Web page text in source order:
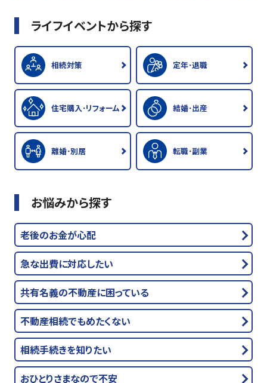
ライフイベントから探す
相続対策 定年･退職
住宅購入･リフォーム 結婚･出産
離婚･別居 転職･副業
お悩みから探す
老後のお金が心配
急な出費に対応したい
共有名義の不動産に困っている
不動産相続でもめたくない
相続手続きを知りたい
おひとりさまなので不安